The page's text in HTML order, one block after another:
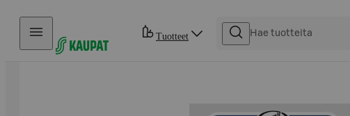
Hyppää sisältöön
Tuotteet